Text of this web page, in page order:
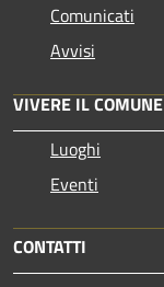
Comunicati
Avvisi
VIVERE IL COMUNE
Luoghi
Eventi
CONTATTI